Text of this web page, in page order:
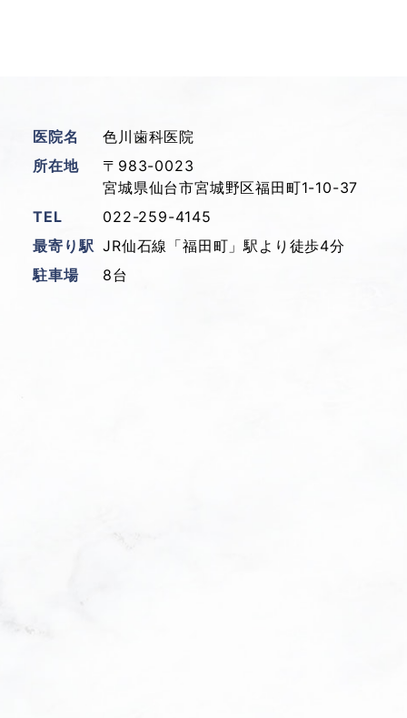
医院名
色川歯科医院
所在地
〒983-0023
宮城県仙台市宮城野区福田町1-10-37
TEL
022-259-4145
最寄り駅 JR仙石線「福田町」駅より徒歩4分
駐車場
8台